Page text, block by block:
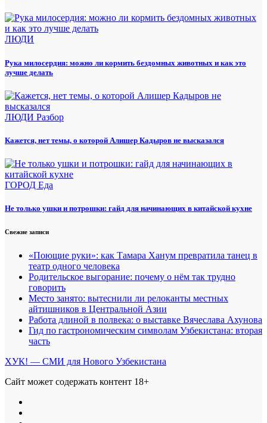
ЛЮДИ
Рука милосердия: можно ли кормить бездомных животных и как это
лучше делать
ЛЮДИ Разбор
Кажется, нет темы, о которой Алишер Кадыров не высказался
ГОРОД Еда
Не только ушки и потрошки: гайд для начинающих в китайской кухне
Свежие записи
«Поющие руки»: как Тамара Ханум превратила танец в
театр одного человека
Родительское выгорание: почему о нём так трудно
говорить
Место занято: вытеснили ли релоканты местных
айтишников в Центральной Азии
Работа длиной в полвека: о выставке Вячеслава Ахунова
Гид по гастрономическим символам Узбекистана: вторая
часть
ХУК! — СМИ для Нового Узбекистана
Сайт может содержать контент 18+